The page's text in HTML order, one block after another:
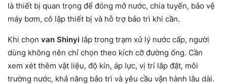
là thiết bị quan trọng để đóng mở nước, chia tuyến, bảo vệ
máy bơm, cô lập thiết bị và hỗ trợ bảo trì khi cần.
Khi chọn van Shinyi lắp trong trạm xử lý nước cấp, người
dùng không nên chỉ chọn theo kích cỡ đường ống. Cần
xem xét thêm vật liệu, độ kín, áp lực, vị trí lắp đặt, môi
trường nước, khả năng bảo trì và yêu cầu vận hành lâu dài.